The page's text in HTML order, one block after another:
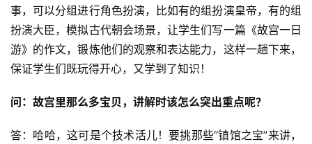
事，可以分组进行角色扮演，比如有的组扮演皇帝，有的组
扮演大臣，模拟古代朝会场景，让学生们写一篇《故宫一日
游》的作文，锻炼他们的观察和表达能力，这样一趟下来，
保证学生们既玩得开心，又学到了知识！
问：故宫里那么多宝贝，讲解时该怎么突出重点呢？
答：哈哈，这可是个技术活儿！要挑那些“镇馆之宝”来讲，